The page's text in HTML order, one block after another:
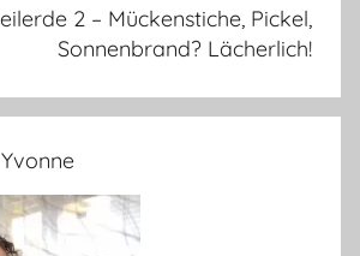
2 – Mückenstiche, Pickel,
Sonnenbrand? Lächerlich!